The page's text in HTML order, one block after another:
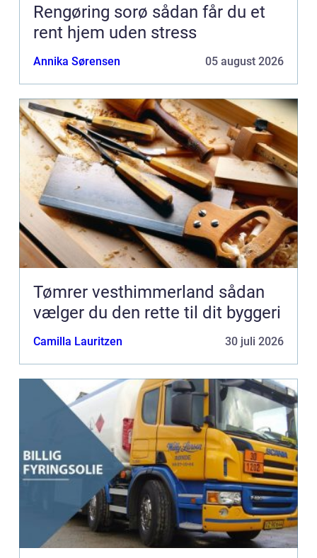
Rengøring sorø sådan får du et
rent hjem uden stress
Annika Sørensen 05 august 2026
Tømrer vesthimmerland sådan
vælger du den rette til dit byggeri
Camilla Lauritzen 30 juli 2026